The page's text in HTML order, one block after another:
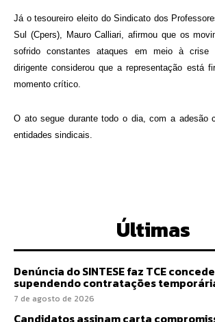
Já o tesoureiro eleito do Sindicato dos
Sul (Cpers), Mauro Calliari, afirmou que os
sofrido constantes ataques em meio à crise
dirigente considerou que a representação está
momento crítico.
O ato segue durante todo o dia, com a adesão
entidades sindicais.
Últimas
Denúncia do SINTESE faz TCE
supendendo contratações
7 de agosto de 2026
Candidatos assinam carta